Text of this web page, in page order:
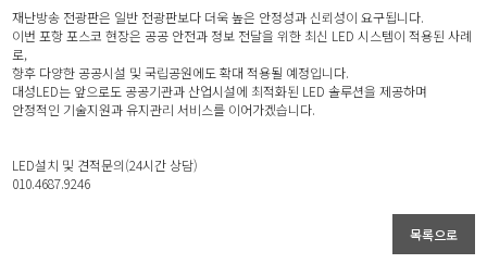
재난방송 전광판은 일반 전광판보다 더욱 높은 안정성과 신뢰성이 요구됩니다.
이번 포항 포스코 현장은 공공 안전과 정보 전달을 위한 최신 LED 시스템이 적용된 사례
로,
향후 다양한 공공시설 및 국립공원에도 확대 적용될 예정입니다.
대성LED는 앞으로도 공공기관과 산업시설에 최적화된 LED 솔루션을 제공하며
안정적인 기술지원과 유지관리 서비스를 이어가겠습니다.
LED설치 및 견적문의(24시간 상담)
010.4687.9246
목록으로